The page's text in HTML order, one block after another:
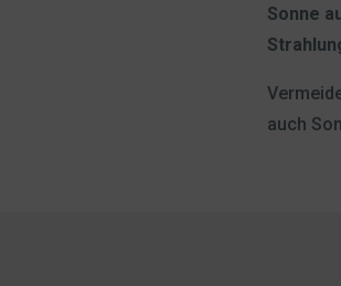
Sonne
auch